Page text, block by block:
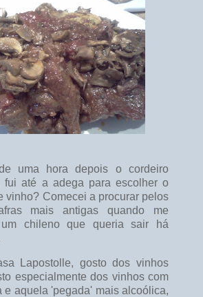
uma hora depois o cordeiro
fui até a adega para escolher o
vinho? Comecei a procurar pelos
mais antigas quando me
chileno que queria sair há
Lapostolle, gosto dos vinhos
especialmente dos vinhos com
e aquela 'pegada' mais alcoólica,